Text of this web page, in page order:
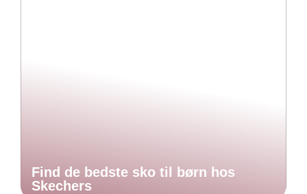
Find de bedste sko til børn hos
Skechers